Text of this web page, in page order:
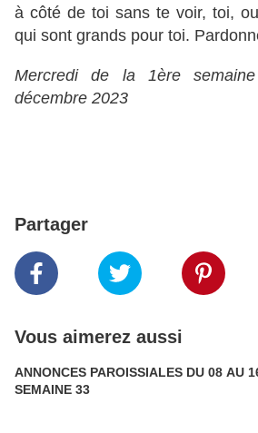
à côté de toi sans te voir, toi,
qui sont grands pour toi.
Mercredi de la 1ère
décembre 2023
Partager
Vous aimerez aussi
ANNONCES PAROISSIALES DU 08 AU
SEMAINE 33